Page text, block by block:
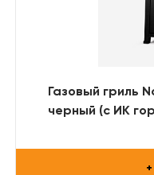
Газовый гриль
черный (с ИК